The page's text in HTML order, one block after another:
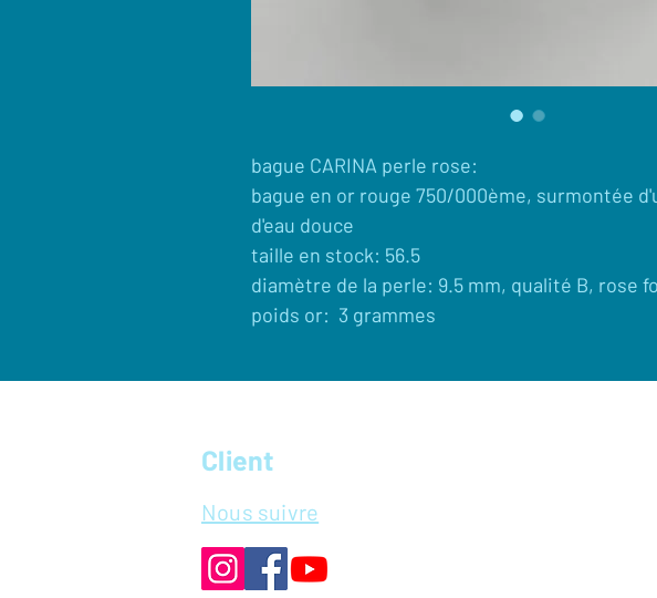
bague CARINA perle rose:
bague en or rouge 750/000ème, surmontée
d'eau douce
taille en stock: 56.5
diamètre de la perle: 9.5 mm, qualité B, rose
poids or: 3 grammes
Client
Nous suivre